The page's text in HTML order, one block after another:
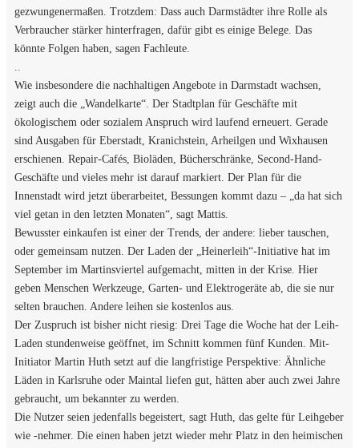
gezwungenermaßen. Trotzdem: Dass auch Darmstädter ihre Rolle als
Verbraucher stärker hinterfragen, dafür gibt es einige Belege. Das
könnte Folgen haben, sagen Fachleute.
Wie insbesondere die nachhaltigen Angebote in Darmstadt wachsen,
zeigt auch die „Wandelkarte“. Der Stadtplan für Geschäfte mit
ökologischem oder sozialem Anspruch wird laufend erneuert. Gerade
sind Ausgaben für Eberstadt, Kranichstein, Arheilgen und Wixhausen
erschienen. Repair-Cafés, Bioläden, Bücherschränke, Second-Hand-
Geschäfte und vieles mehr ist darauf markiert. Der Plan für die
Innenstadt wird jetzt überarbeitet, Bessungen kommt dazu – „da hat sich
viel getan in den letzten Monaten“, sagt Mattis.
Bewusster einkaufen ist einer der Trends, der andere: lieber tauschen,
oder gemeinsam nutzen. Der Laden der „Heinerleih“-Initiative hat im
September im Martinsviertel aufgemacht, mitten in der Krise. Hier
geben Menschen Werkzeuge, Garten- und Elektrogeräte ab, die sie nur
selten brauchen. Andere leihen sie kostenlos aus.
Der Zuspruch ist bisher nicht riesig: Drei Tage die Woche hat der Leih-
Laden stundenweise geöffnet, im Schnitt kommen fünf Kunden. Mit-
Initiator Martin Huth setzt auf die langfristige Perspektive: Ähnliche
Läden in Karlsruhe oder Maintal liefen gut, hätten aber auch zwei Jahre
gebraucht, um bekannter zu werden.
Die Nutzer seien jedenfalls begeistert, sagt Huth, das gelte für Leihgeber
wie -nehmer. Die einen haben jetzt wieder mehr Platz in den heimischen